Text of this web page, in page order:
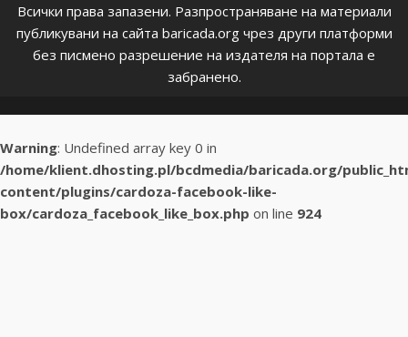
Всички права запазени. Разпространяване на материали
публикувани на сайта baricada.org чрез други платформи
без писмено разрешение на издателя на портала е
забранено.
Warning: Undefined array key 0 in
/home/klient.dhosting.pl/bcdmedia/baricada.org/
content/plugins/cardoza-facebook-like-
box/cardoza_facebook_like_box.php on line 924